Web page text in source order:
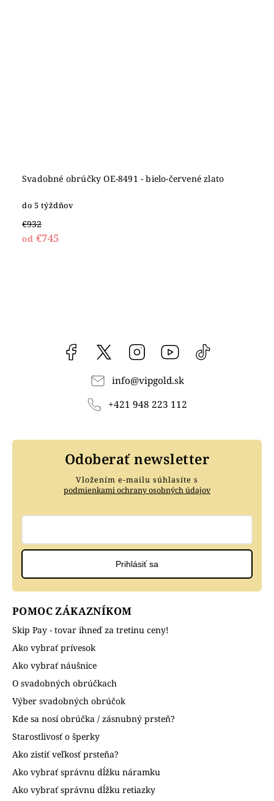
Svadobné obrúčky OE-8491 - bielo-červené zlato
do 5 týždňov
€932
od €745
Facebook vipgoldsk Instagram YouTube
info@vipgold.sk
+421 948 223 112
POMOC ZÁKAZNÍKOM
Skip Pay - tovar ihneď za tretinu ceny!
Ako vybrať prívesok
Ako vybrať náušnice
O svadobných obrúčkach
Výber svadobných obrúčok
Kde sa nosí obrúčka / zásnubný prsteň?
Starostlivosť o šperky
Ako zistiť veľkosť prsteňa?
Ako vybrať správnu dĺžku náramku
Ako vybrať správnu dĺžku retiazky
Odoberať newsletter
Vložením e-mailu súhlasíte s
podmienkami ochrany osobných údajov
Prihlásiť sa